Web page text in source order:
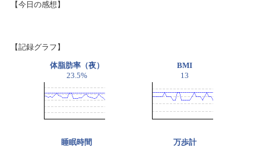
【今日の感想】
【記録グラフ】
体脂肪率（夜）
23.5%
BMI
13
睡眠時間
万歩計